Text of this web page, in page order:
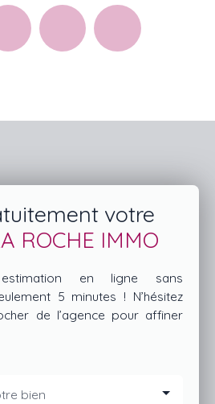
votre
ROCHE IMMO
en ligne sans
5 minutes ! N’hésitez
de l’agence pour affiner
bien